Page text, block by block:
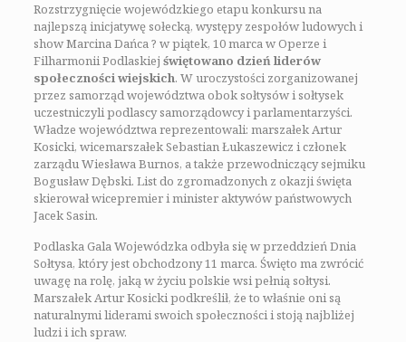
Rozstrzygnięcie wojewódzkiego etapu konkursu na
najlepszą inicjatywę sołecką, występy zespołów ludowych i
show Marcina Dańca ? w piątek, 10 marca w Operze i
Filharmonii Podlaskiej świętowano dzień liderów
społeczności wiejskich. W uroczystości zorganizowanej
przez samorząd województwa obok sołtysów i sołtysek
uczestniczyli podlascy samorządowcy i parlamentarzyści.
Władze województwa reprezentowali: marszałek Artur
Kosicki, wicemarszałek Sebastian Łukaszewicz i członek
zarządu Wiesława Burnos, a także przewodniczący sejmiku
Bogusław Dębski. List do zgromadzonych z okazji święta
skierował wicepremier i minister aktywów państwowych
Jacek Sasin.
Podlaska Gala Wojewódzka odbyła się w przeddzień Dnia
Sołtysa, który jest obchodzony 11 marca. Święto ma zwrócić
uwagę na rolę, jaką w życiu polskie wsi pełnią sołtysi.
Marszałek Artur Kosicki podkreślił, że to właśnie oni są
naturalnymi liderami swoich społeczności i stoją najbliżej
ludzi i ich spraw.